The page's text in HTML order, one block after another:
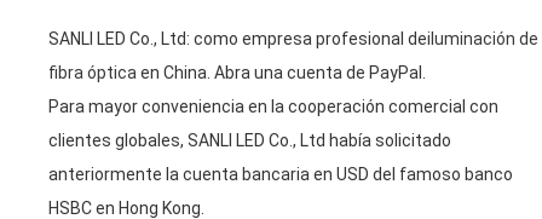
SANLI LED Co., Ltd: como empresa profesional deiluminación de
fibra óptica en China. Abra una cuenta de PayPal.
Para mayor conveniencia en la cooperación comercial con
clientes globales, SANLI LED Co., Ltd había solicitado
anteriormente la cuenta bancaria en USD del famoso banco
HSBC en Hong Kong.